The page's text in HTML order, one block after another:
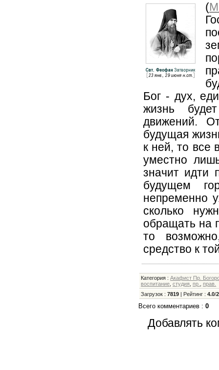
(
Бог - дух,
жизнь
движений.
будущая
к ней, то все
уместно
значит идти
будущем
непременно
сколько
обращать на
то
средство к
Категория :Акафист Пр.
воспитание ,студия ,пр. ,прав.
Загрузок :7819 Рейтинг :4.0/2
Всего комментариев :0
Добавлять